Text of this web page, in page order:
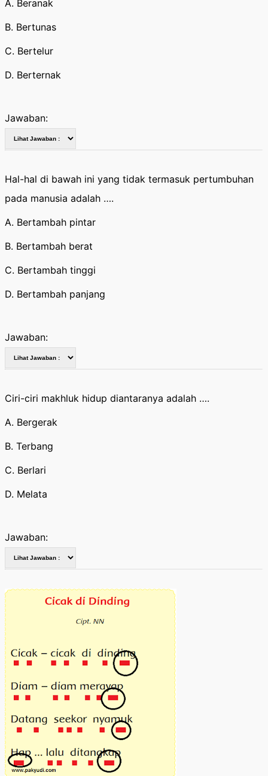
A. Beranak
B. Bertunas
C. Bertelur
D. Berternak
Jawaban:
Hal-hal di bawah ini yang tidak termasuk pertumbuhan
pada manusia adalah ….
A. Bertambah pintar
B. Bertambah berat
C. Bertambah tinggi
D. Bertambah panjang
Jawaban:
Ciri-ciri makhluk hidup diantaranya adalah ….
A. Bergerak
B. Terbang
C. Berlari
D. Melata
Jawaban: